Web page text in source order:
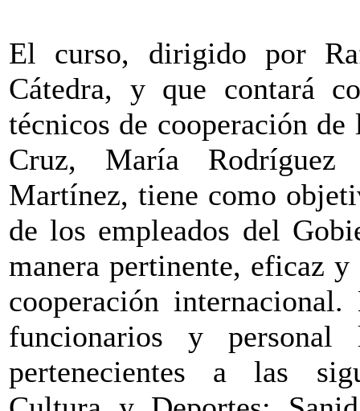
El curso, dirigido por
Cátedra, y que contará
técnicos de cooperación
Cruz, María Rodríguez
Martínez, tiene como
de los empleados del
manera pertinente, eficaz
cooperación
funcionarios y
pertenecientes a las